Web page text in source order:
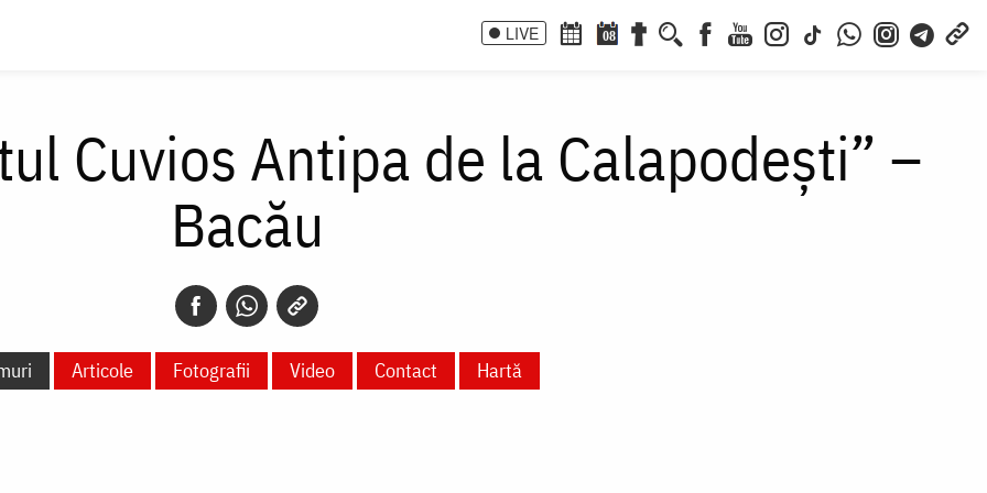
LIVE 08
Cuvios Antipa de la Calapodești” –
Bacău
Articole Fotografii Video Contact Hartă